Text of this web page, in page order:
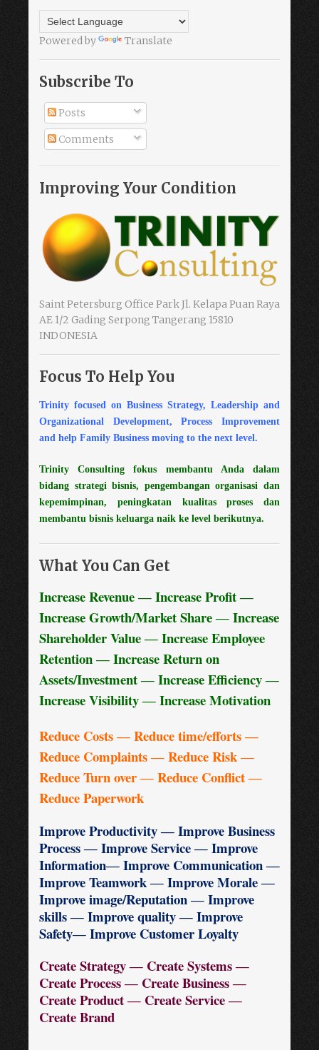
Powered by Translate
Subscribe To
Posts
Comments
Improving Your Condition
Saint Petersburg Office Park Jl. Kelapa Puan Raya
AE 1/2 Gading Serpong Tangerang 15810
INDONESIA
Focus To Help You
Trinity focused on Business Strategy, Leadership and
Organizational Development, Process Improvement
and help Family Business moving to the next level.
Trinity Consulting fokus membantu Anda dalam
bidang strategi bisnis, pengembangan organisasi dan
kepemimpinan, peningkatan kualitas proses dan
membantu bisnis keluarga naik ke level berikutnya.
What You Can Get
Increase Revenue ― Increase Profit ―
Increase Growth/Market Share ― Increase
Shareholder Value ― Increase Employee
Retention ― Increase Return on
Assets/Investment ― Increase Efficiency ―
Increase Visibility ― Increase Motivation
Reduce Costs ― Reduce time/efforts ―
Reduce Complaints ― Reduce Risk ―
Reduce Turn over ― Reduce Conflict ―
Reduce Paperwork
Improve Productivity ― Improve Business
Process ― Improve Service ― Improve
Information― Improve Communication ―
Improve Teamwork ― Improve Morale ―
Improve image/Reputation ― Improve
skills ― Improve quality ― Improve
Safety― Improve Customer Loyalty
Create Strategy ― Create Systems ―
Create Process ― Create Business ―
Create Product ― Create Service ―
Create Brand